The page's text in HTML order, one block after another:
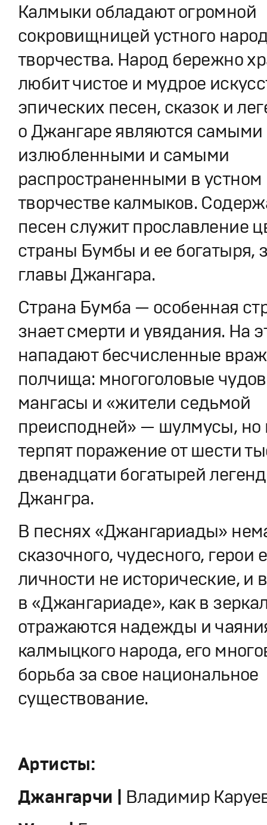
Калмыки обладают огромной
сокровищницей устного
творчества. Народ бережно
любит чистое и мудрое
эпических песен, сказок и
о Джангаре являются самыми
излюбленными и самыми
распространенными в
творчестве калмыков.
песен служит прославление
страны Бумбы и ее богатыря,
главы Джангара.
Страна Бумба — особенная
знает смерти и увядания. На
нападают бесчисленные
полчища: многоголовые
мангасы и «жители седьмой
преисподней» — шулмусы, но
терпят поражение от шести
двенадцати богатырей
Джангра.
В песнях «Джангариады»
сказочного, чудесного, герои
личности не исторические, и
в «Джангариаде», как в
отражаются надежды и
калмыцкого народа, его
борьба за свое национальное
существование.
Артисты:
Джангарчи | Владимир